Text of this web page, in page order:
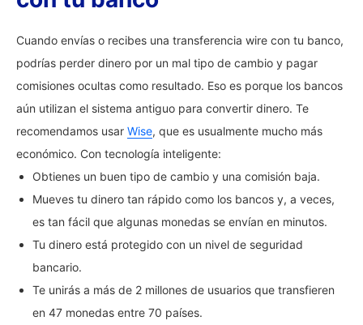
Cuando envías o recibes una transferencia wire con tu banco,
podrías perder dinero por un mal tipo de cambio y pagar
comisiones ocultas como resultado. Eso es porque los bancos
aún utilizan el sistema antiguo para convertir dinero. Te
recomendamos usar Wise, que es usualmente mucho más
económico. Con tecnología inteligente:
Obtienes un buen tipo de cambio y una comisión baja.
Mueves tu dinero tan rápido como los bancos y, a veces,
es tan fácil que algunas monedas se envían en minutos.
Tu dinero está protegido con un nivel de seguridad
bancario.
Te unirás a más de 2 millones de usuarios que transfieren
en 47 monedas entre 70 países.